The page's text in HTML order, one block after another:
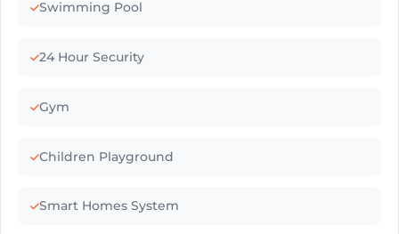
Swimming Pool
24 Hour Security
Gym
Children Playground
Smart Homes System